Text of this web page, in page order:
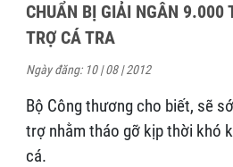
CHUẨN BỊ GIẢI NGÂN 9.000
TRỢ CÁ TRA
Ngày đăng: 10 | 08 | 2012
Bộ Công thương cho biết, sẽ
trợ nhằm tháo gỡ kịp thời khó
cá.